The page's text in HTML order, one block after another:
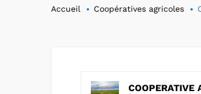
Accueil Coopératives agricoles
COOPERATIVE